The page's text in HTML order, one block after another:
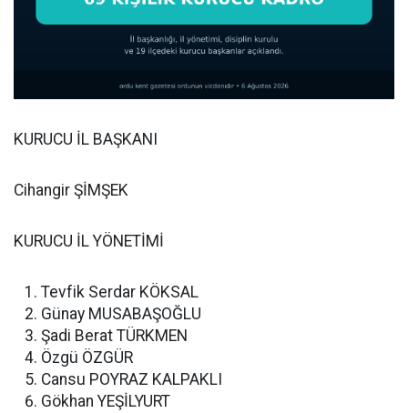
KURUCU İL BAŞKANI
Cihangir ŞİMŞEK
KURUCU İL YÖNETİMİ
Tevfik Serdar KÖKSAL
Günay MUSABAŞOĞLU
Şadi Berat TÜRKMEN
Özgü ÖZGÜR
Cansu POYRAZ KALPAKLI
Gökhan YEŞİLYURT